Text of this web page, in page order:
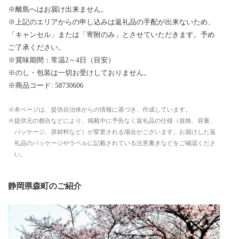
※離島へはお届け出来ません。
※上記のエリアからの申し込みは返礼品の手配が出来ないため、
「キャンセル」または「寄附のみ」とさせていただきます。予め
ご了承ください。
※賞味期間：常温2～4日（目安）
※のし・包装は一切お受けしておりません。
※商品コード: 58730606
本ページは、提供自治体からの情報に基づき、作成しています。
提供元の都合などにより、掲載中に予告なく返礼品の仕様（規格、容量、
パッケージ、原材料など）が変更される場合がございます。お届けした返
礼品のパッケージやラベルに記載されている注意書きなどをご確認くださ
い。
静岡県森町のご紹介